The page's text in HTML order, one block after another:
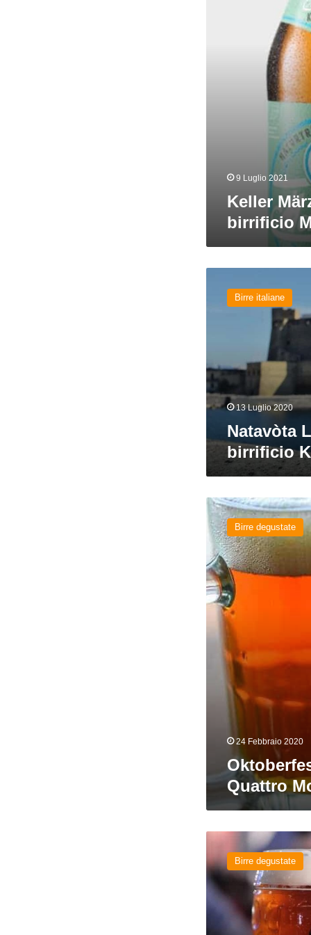
9 Luglio 2021
Keller
birrificio
Lager
Birre italiane
13 Luglio 2020
Natavòta
birrificio
Oktoberfest
birrificio
Quattro
Mori
Birre degustate
24 Febbraio 2020
Quattro
Červené
del
birrificio
Birre degustate